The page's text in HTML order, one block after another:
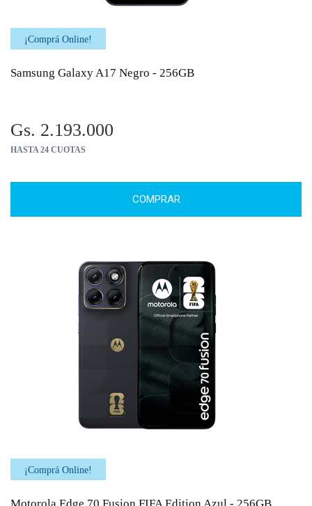
¡Comprá Online!
Samsung Galaxy A17 Negro - 256GB
Gs. 2.193.000
HASTA 24 CUOTAS
COMPRAR
¡Comprá Online!